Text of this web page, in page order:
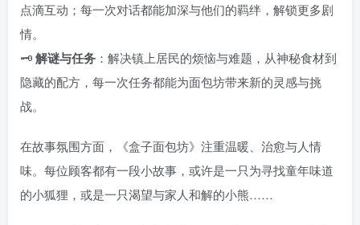
点滴互动；每一次对话都能加深与他们的羁绊，解锁更多剧
情。
🗝️解谜与任务 ：解决镇上居民的烦恼与难题，从神秘食材到
隐藏的配方，每一次任务都能为面包坊带来新的灵感与挑
战。
在故事氛围方面，《盒子面包坊》注重温暖、治愈与人情
味。每位顾客都有一段小故事，或许是一只为寻找童年味道
的小狐狸，或是一只渴望与家人和解的小熊……